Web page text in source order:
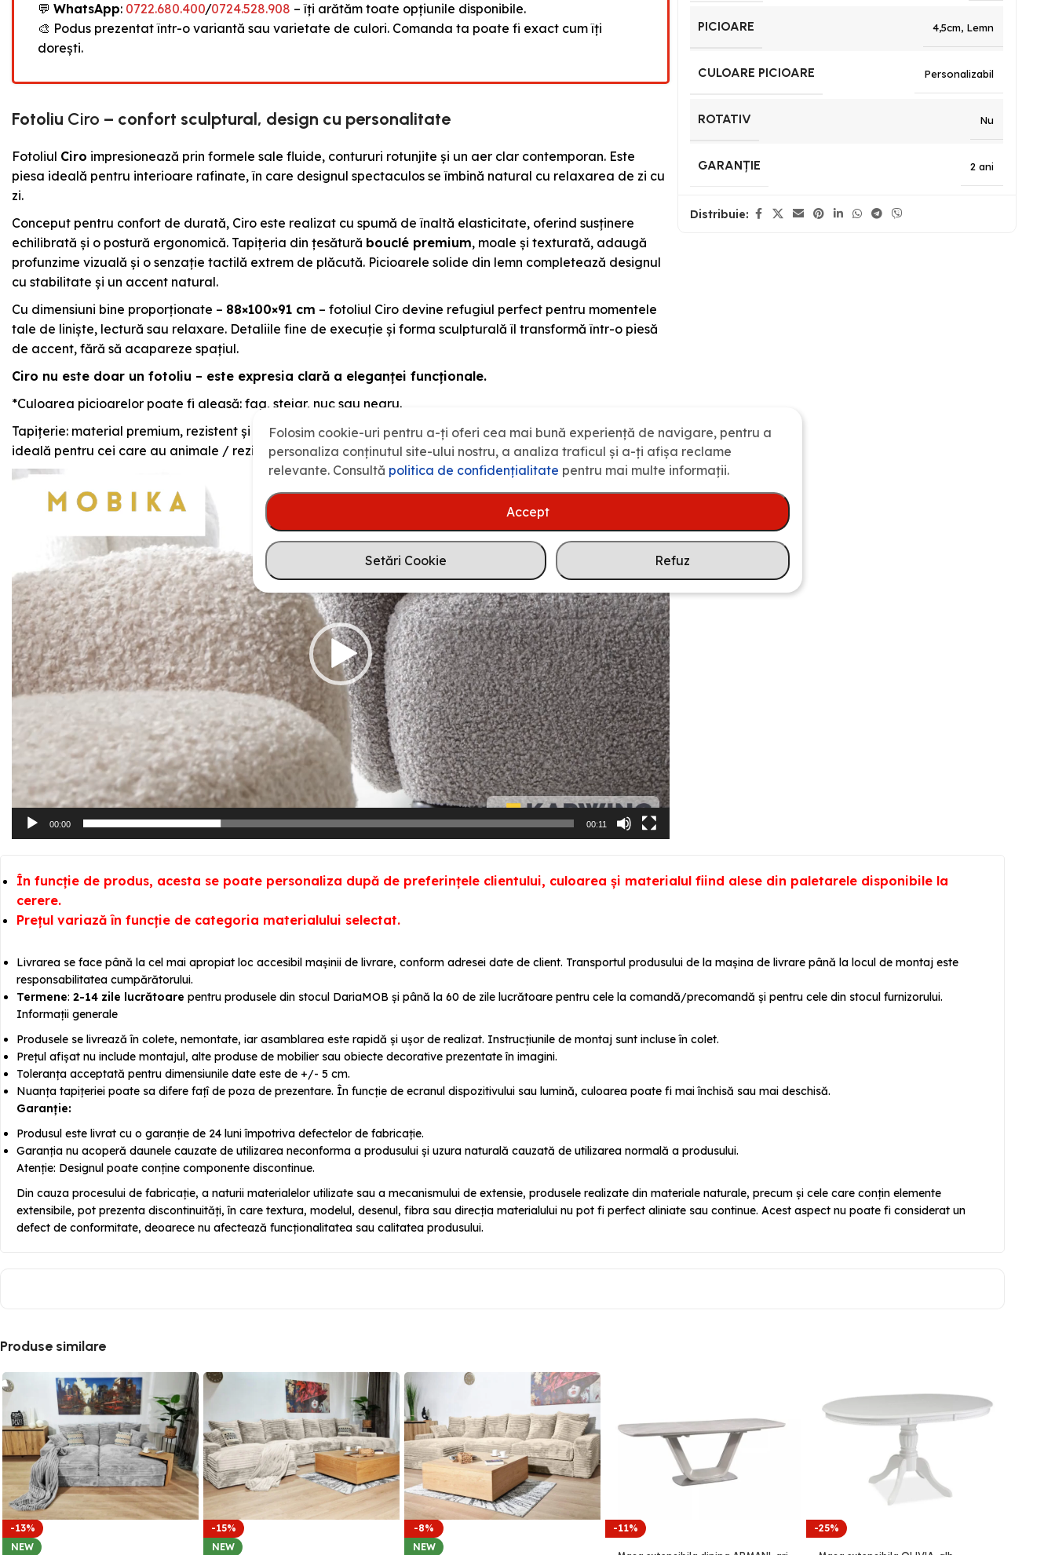
💬 WhatsApp: 0722.680.400/0724.528.908 – îți arătăm toate opțiunile disponibile.
🎨 Podus prezentat într-o variantă sau varietate de culori. Comanda ta poate fi exact cum îți
dorești.
Fotoliu Ciro – confort sculptural, design cu personalitate
Fotoliul Ciro impresionează prin formele sale fluide, contururi rotunjite și un aer clar contemporan. Este
piesa ideală pentru interioare rafinate, în care designul spectaculos se îmbină natural cu relaxarea de zi cu
zi.
Conceput pentru confort de durată, Ciro este realizat cu spumă de înaltă elasticitate, oferind susținere
echilibrată și o postură ergonomică. Tapițeria din țesătură bouclé premium, moale și texturată, adaugă
profunzime vizuală și o senzație tactilă extrem de plăcută. Picioarele solide din lemn completează designul
cu stabilitate și un accent natural.
Cu dimensiuni bine proporționate – 88×100×91 cm – fotoliul Ciro devine refugiul perfect pentru momentele
tale de liniște, lectură sau relaxare. Detaliile fine de execuție și forma sculpturală îl transformă într-o piesă
de accent, fără să acapareze spațiul.
Ciro nu este doar un fotoliu – este expresia clară a eleganței funcționale.
*Culoarea picioarelor poate fi aleasă: fag, stejar, nuc sau negru.
Tapițerie: material premium, rezistent și confortabil; sau personalizabilă la cerere (țesătură pet-friendly –
ideală pentru cei care au animale / rezistentă la murdărie/pete/contactul cu lichide).
Player
00:00 00:11
PICIOARE 4,5cm, Lemn
CULOARE PICIOARE Personalizabil
ROTATIV Nu
GARANȚIE 2 ani
Distribuie:
În funcție de produs, acesta se poate personaliza după de preferințele clientului, culoarea și materialul fiind alese din paletarele disponibile la
cerere.
Prețul variază în funcție de categoria materialului selectat.
Livrarea se face până la cel mai apropiat loc accesibil mașinii de livrare, conform adresei date de client. Transportul produsului de la mașina de livrare până la locul de montaj este
responsabilitatea cumpărătorului.
Termene: 2-14 zile lucrătoare pentru produsele din stocul DariaMOB și până la 60 de zile lucrătoare pentru cele la comandă/precomandă și pentru cele din stocul furnizorului.
Informații generale
Produsele se livrează în colete, nemontate, iar asamblarea este rapidă și ușor de realizat. Instrucțiunile de montaj sunt incluse în colet.
Prețul afișat nu include montajul, alte produse de mobilier sau obiecte decorative prezentate în imagini.
Toleranța acceptată pentru dimensiunile date este de +/- 5 cm.
Nuanța tapițeriei poate sa difere fațî de poza de prezentare. În funcție de ecranul dispozitivului sau lumină, culoarea poate fi mai închisă sau mai deschisă.
Garanție:
Produsul este livrat cu o garanție de 24 luni împotriva defectelor de fabricație.
Garanția nu acoperă daunele cauzate de utilizarea neconforma a produsului și uzura naturală cauzată de utilizarea normală a produsului.
Atenție: Designul poate conține componente discontinue.
Din cauza procesului de fabricație, a naturii materialelor utilizate sau a mecanismului de extensie, produsele realizate din materiale naturale, precum și cele care conțin elemente
extensibile, pot prezenta discontinuități, în care textura, modelul, desenul, fibra sau direcția materialului nu pot fi perfect aliniate sau continue. Acest aspect nu poate fi considerat un
defect de conformitate, deoarece nu afectează funcționalitatea sau calitatea produsului.
Produse similare
-13%
NEW
-15%
NEW
-8%
NEW
-11% -25%
Folosim cookie-uri pentru a-ți oferi cea mai bună experiență de navigare, pentru a
personaliza conținutul site-ului nostru, a analiza traficul și a-ți afișa reclame
relevante. Consultă politica de confidenţialitate pentru mai multe informații.
Accept
Setări Cookie Refuz